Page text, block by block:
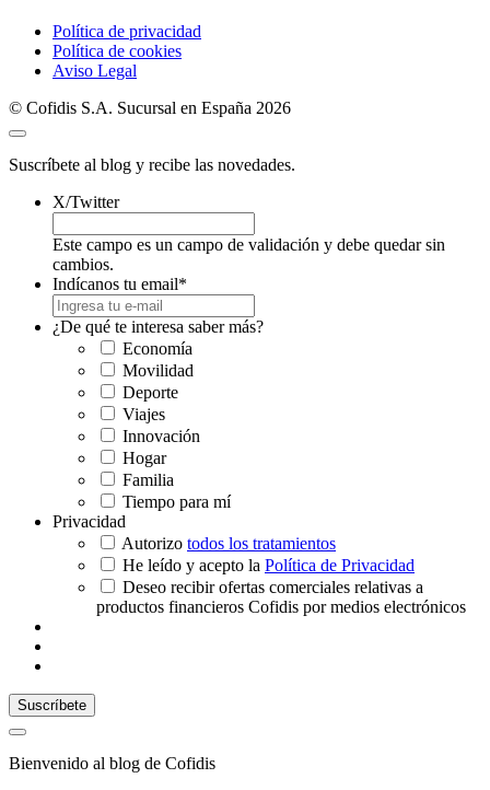
Política de privacidad
Política de cookies
Aviso Legal
© Cofidis S.A. Sucursal en España 2026
Suscríbete al blog y recibe las novedades.
X/Twitter
Este campo es un campo de validación y debe quedar sin
cambios.
Indícanos tu email*
¿De qué te interesa saber más?
Economía
Movilidad
Deporte
Viajes
Innovación
Hogar
Familia
Tiempo para mí
Privacidad
Autorizo todos los tratamientos
He leído y acepto la Política de Privacidad
Deseo recibir ofertas comerciales relativas a
productos financieros Cofidis por medios electrónicos
Bienvenido al blog de Cofidis